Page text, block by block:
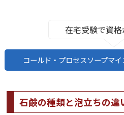
在宅受験で資格
コールド・プロセスソープマ
石鹸の種類と泡立ちの違